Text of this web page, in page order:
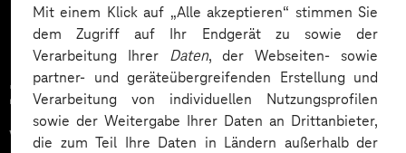
Mit einem Klick auf „Alle akzeptieren“ stimmen Sie
dem Zugriff auf Ihr Endgerät zu sowie der
Verarbeitung Ihrer Daten, der Webseiten- sowie
partner- und geräteübergreifenden Erstellung und
Verarbeitung von individuellen Nutzungsprofilen
sowie der Weitergabe Ihrer Daten an Drittanbieter,
die zum Teil Ihre Daten in Ländern außerhalb der
Zahlreiche Unternehmen
vertrauen auf unsere